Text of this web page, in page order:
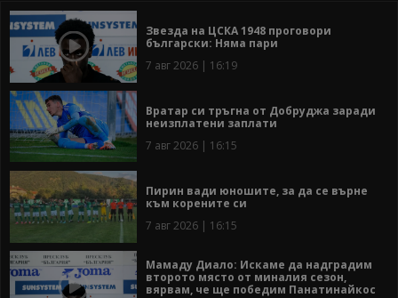
Звезда на ЦСКА 1948 проговори
български: Няма пари
7 авг 2026 | 16:19
Вратар си тръгна от Добруджа заради
неизплатени заплати
7 авг 2026 | 16:15
Пирин вади юношите, за да се върне
към корените си
7 авг 2026 | 16:15
Мамаду Диало: Искаме да надградим
второто място от миналия сезон,
вярвам, че ще победим Панатинайкос